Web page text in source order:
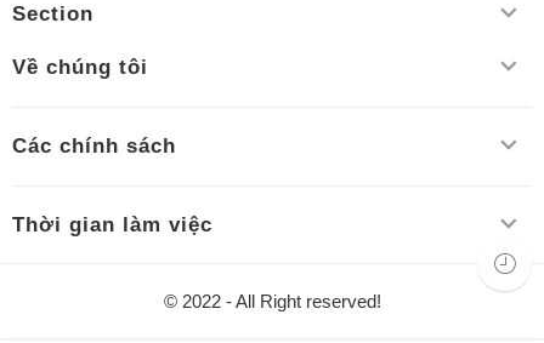
Section
Về chúng tôi
Các chính sách
Thời gian làm việc
© 2022 - All Right reserved!